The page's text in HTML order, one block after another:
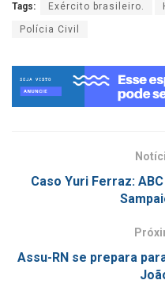
Tags: Exército brasileiro.
Polícia Civil
Caso Yuri Ferraz:
Assu-RN se prepara